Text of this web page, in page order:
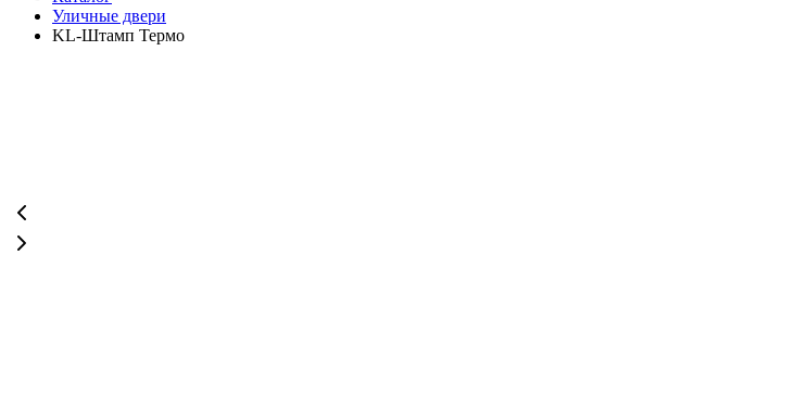
Уличные двери
KL-Штамп Термо